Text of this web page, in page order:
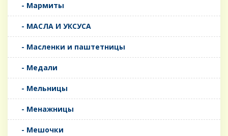
- Мармиты
- МАСЛА И УКСУСА
- Масленки и паштетницы
- Медали
- Мельницы
- Менажницы
- Мешочки